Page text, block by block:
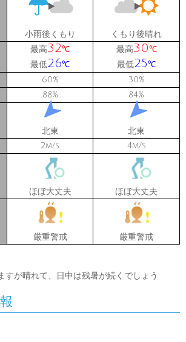
小雨後くもり くもり後晴れ
最高32℃
最低26℃
最高30℃
最低25℃
60% 30%
88% 84%
北東
北東
2m/s 4m/s
ほぼ大丈夫 ほぼ大丈夫
厳重警戒 厳重警戒
すが晴れて、日中は残暑が続くでしょう